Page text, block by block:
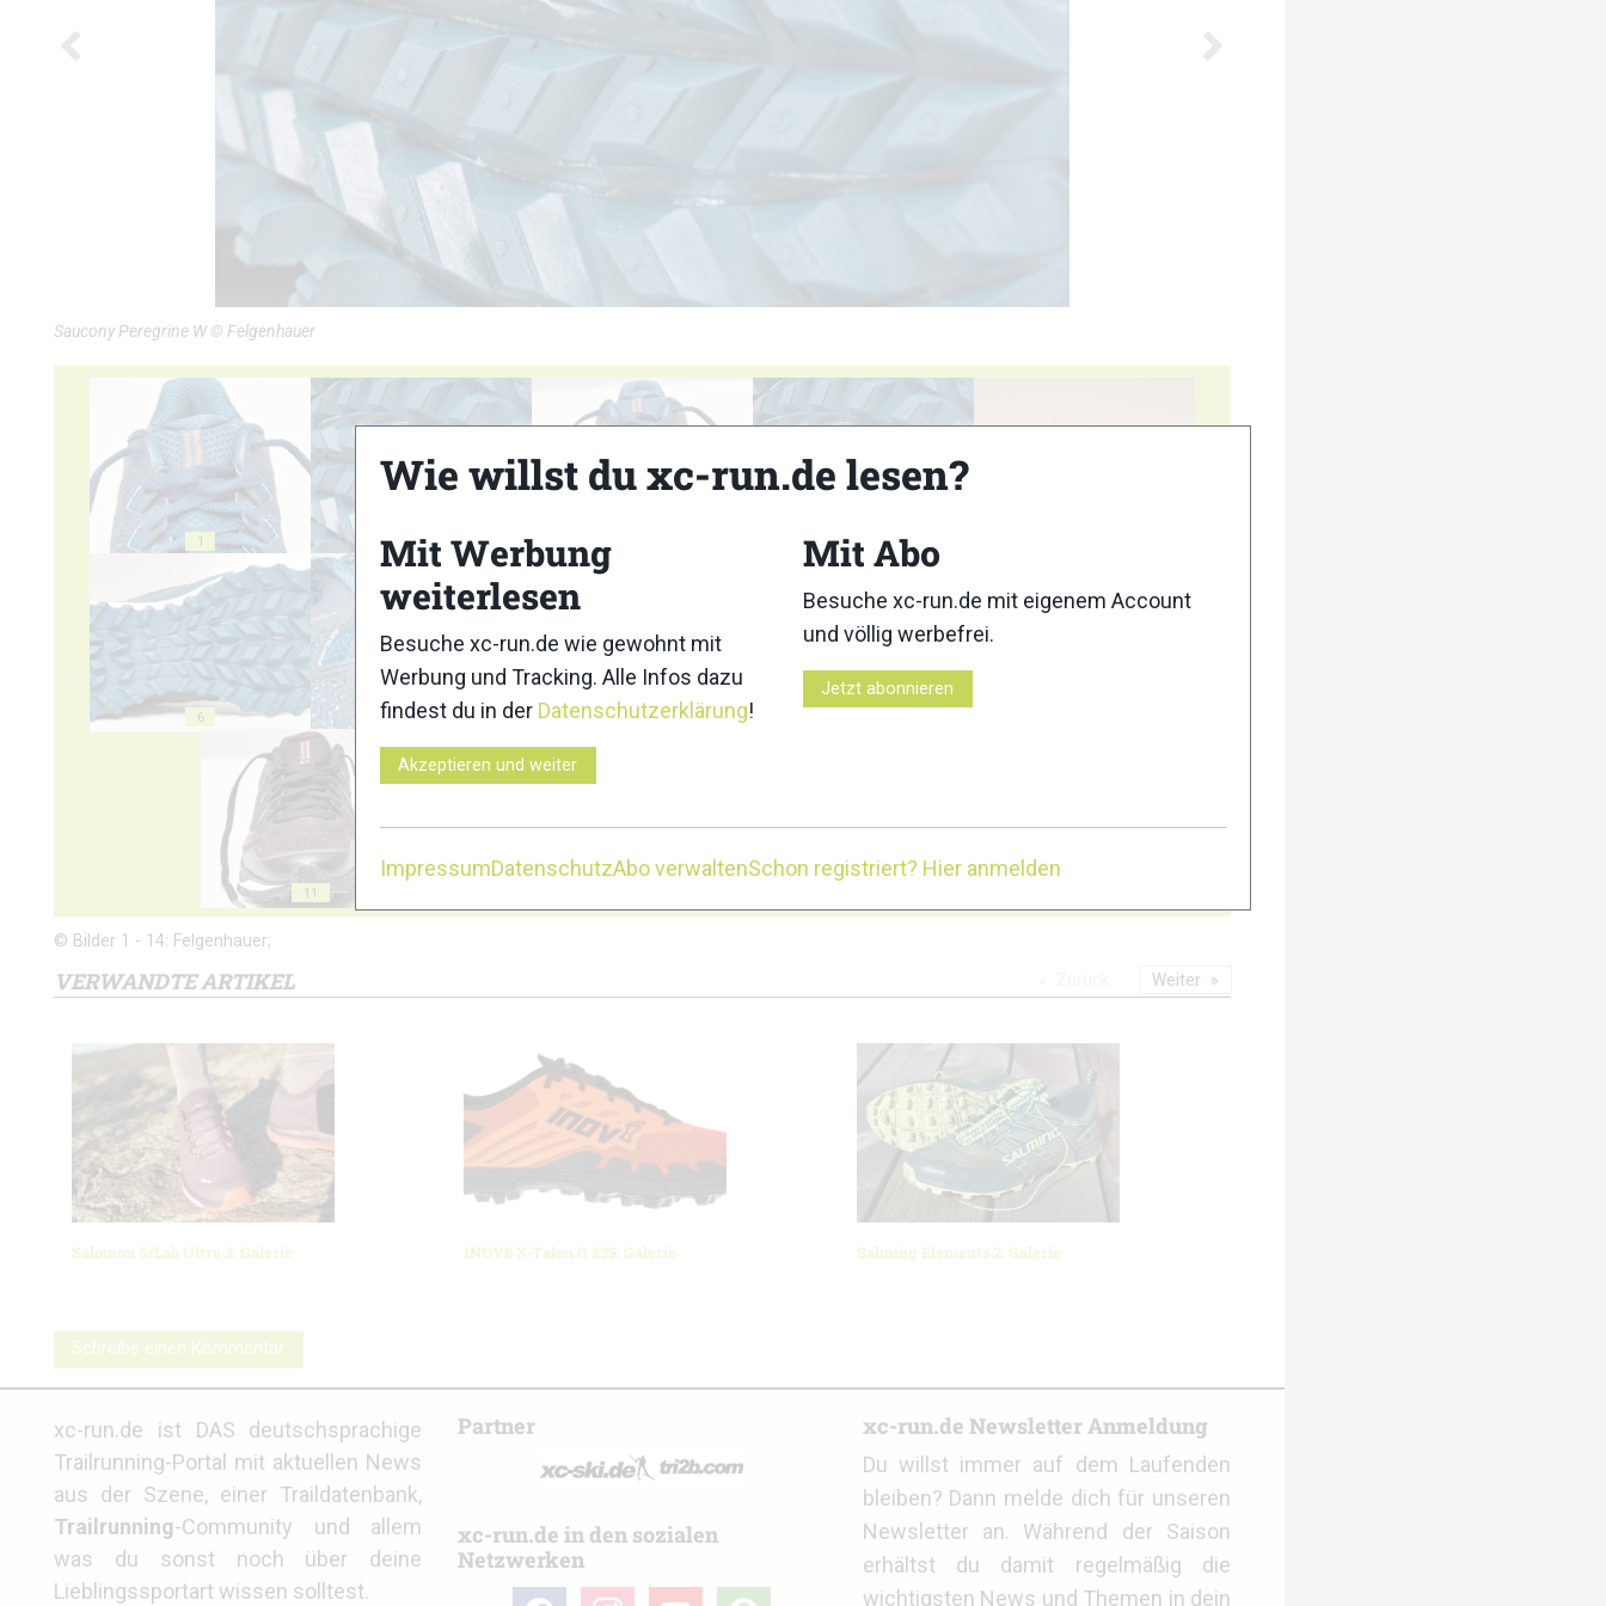
Saucony Peregrine W © Felgenhauer
1 2 4
6 7 8
11
© Bilder 1 - 14: Felgenhauer;
VERWANDTE ARTIKEL
Salomon S/Lab Ultra 3: Galerie INOV8 X-Talon G 235: Galerie Salming Elements 2: Galerie
Weiter
Schreibe einen Kommentar
xc-run.de ist DAS deutschsprachige
Trailrunning-Portal mit aktuellen News
aus der Szene, einer Traildatenbank,
Trailrunning-Community und allem
was du sonst noch über deine
Lieblingssportart wissen solltest.
Partner
xc-run.de in den sozialen
Netzwerken
xc-run.de Newsletter Anmeldung
Du willst immer auf dem Laufenden
bleiben? Dann melde dich für unseren
Newsletter an. Während der Saison
erhältst du damit regelmäßig die
wichtigsten News und Themen in dein
Wie willst du xc-run.de lesen?
Mit Werbung
weiterlesen
Besuche xc-run.de wie gewohnt mit
Werbung und Tracking. Alle Infos dazu
findest du in der Datenschutzerklärung!
Akzeptieren und weiter
Mit Abo
Besuche xc-run.de mit eigenem Account
und völlig werbefrei.
Jetzt abonnieren
ImpressumDatenschutzAbo verwaltenSchon registriert? Hier anmelden